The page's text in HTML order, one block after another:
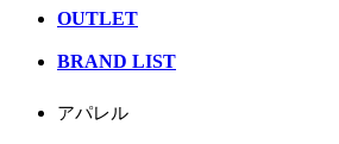
OUTLET
BRAND LIST
アパレル